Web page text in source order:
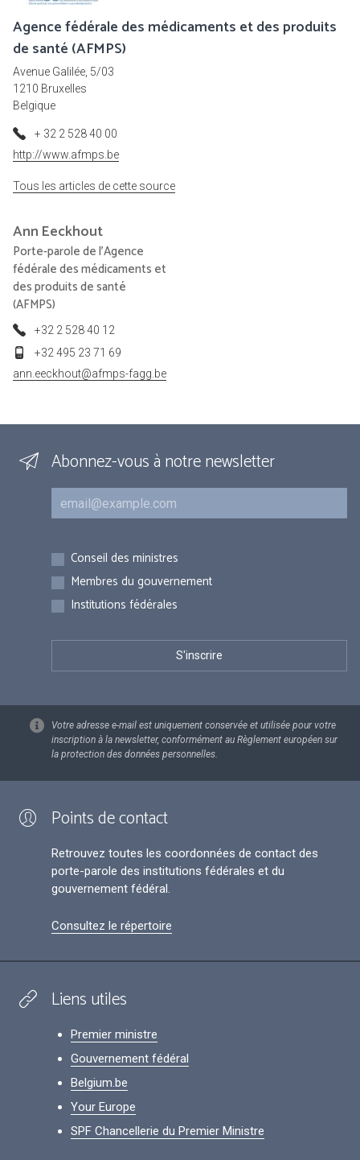
Agence fédérale des médicaments et des produits
de santé (AFMPS)
Avenue Galilée, 5/03
1210 Bruxelles
Belgique
+ 32 2 528 40 00
http://www.afmps.be
Tous les articles de cette source
Ann Eeckhout
Porte-parole de l'Agence
fédérale des médicaments et
des produits de santé
(AFMPS)
+32 2 528 40 12
+32 495 23 71 69
ann.eeckhout@afmps-fagg.be
Abonnez-vous à notre newsletter
Courriel
Inscriptions
Conseil des ministres
Membres du gouvernement
Institutions fédérales
Votre adresse e-mail est uniquement conservée et utilisée pour votre
inscription à la newsletter, conformément au Règlement européen sur
la protection des données personnelles.
Points de contact
Retrouvez toutes les coordonnées de contact des
porte-parole des institutions fédérales et du
gouvernement fédéral.
Consultez le répertoire
Liens utiles
Premier ministre
Gouvernement fédéral
Belgium.be
Your Europe
SPF Chancellerie du Premier Ministre